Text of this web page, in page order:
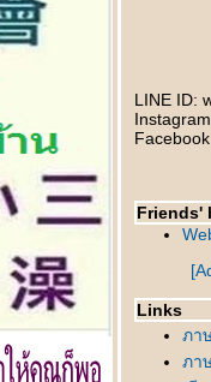
LINE ID:
Friends'
Links
ภา
ภา